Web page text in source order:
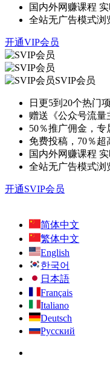
国内外网赚课程
全站无广告模式浏
开通VIP会员
SVIP会员
日更5到20个热门
赠送《公众号流量
50％推广佣金，专
免费投稿，70％超
国内外网赚课程
全站无广告模式浏
开通SVIP会员
简体中文
繁体中文
English
한국어
日本語
Français
Italiano
Deutsch
Русский